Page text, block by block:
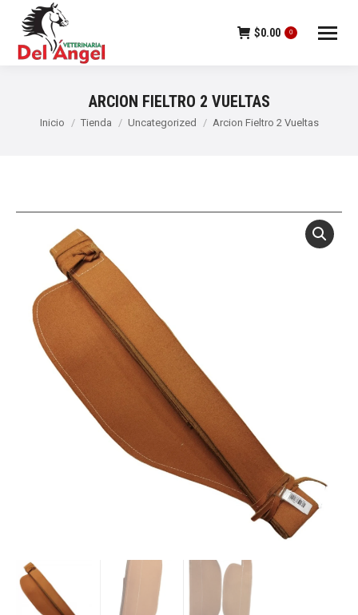
$0.00 0
ARCION FIELTRO 2 VUELTAS
Estás aquí:
Inicio Tienda Uncategorized Arcion Fieltro 2 Vueltas